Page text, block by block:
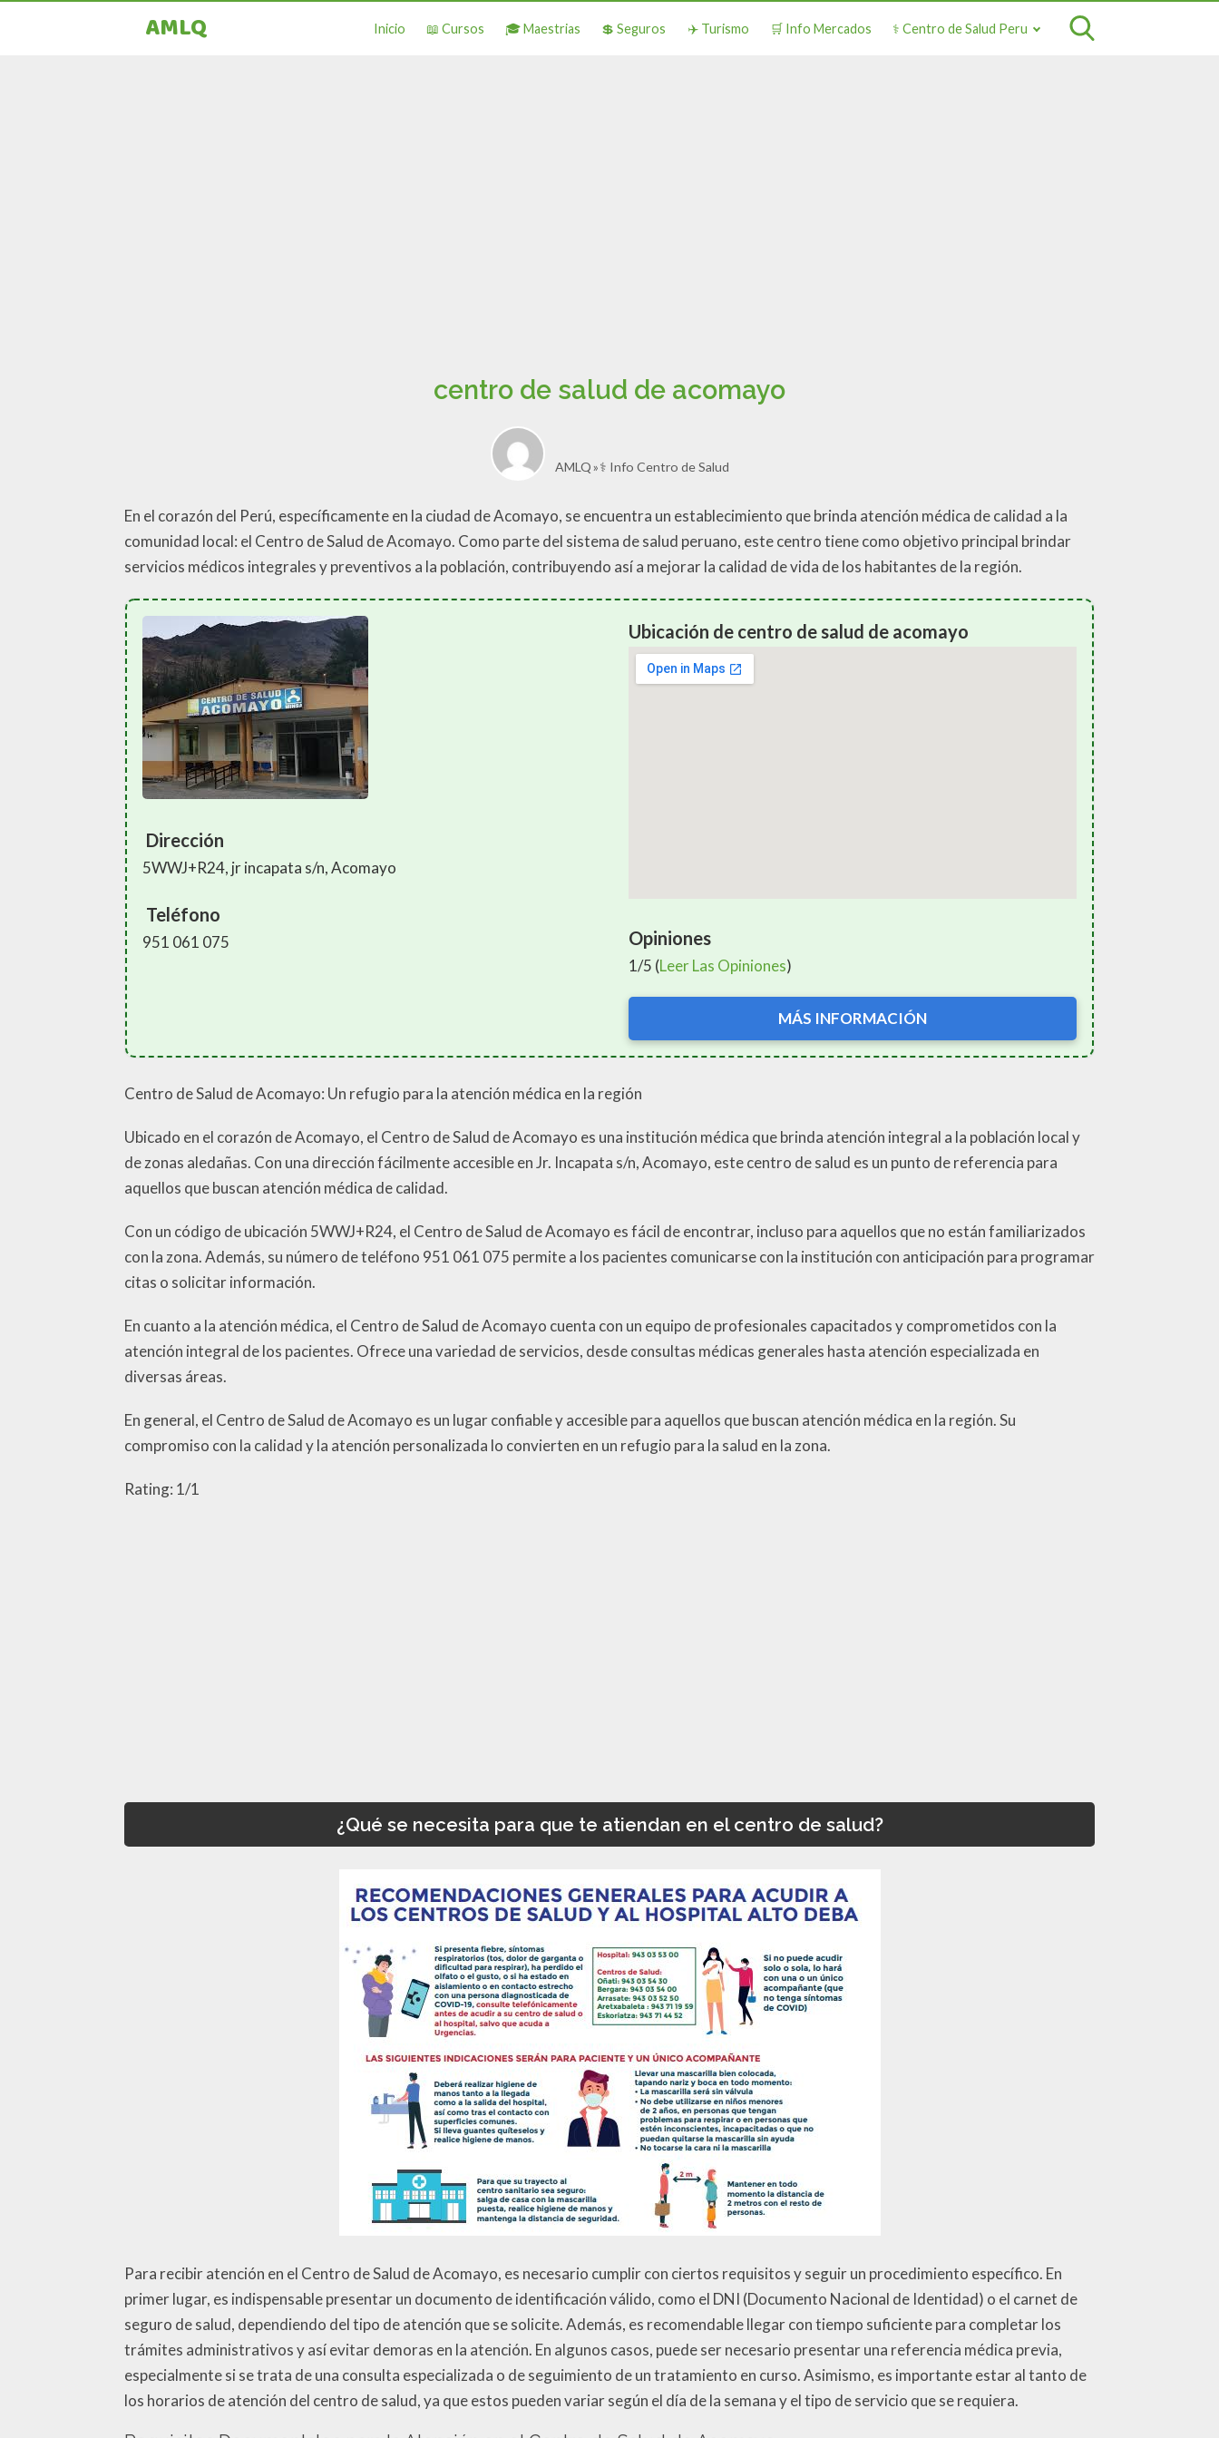
AMLQ Inicio 📖 Cursos 🎓 Maestrias 💲 Seguros ✈️ Turismo 🛒 Info Mercados ⚕️ Centro de Salud Peru
centro de salud de acomayo
AMLQ ⚕️ Info Centro de Salud
En el corazón del Perú, específicamente en la ciudad de Acomayo, se encuentra un establecimiento que brinda atención médica de calidad a la
comunidad local: el Centro de Salud de Acomayo. Como parte del sistema de salud peruano, este centro tiene como objetivo principal brindar
servicios médicos integrales y preventivos a la población, contribuyendo así a mejorar la calidad de vida de los habitantes de la región.
Dirección
5WWJ+R24, jr incapata s/n, Acomayo
Teléfono
951 061 075
Ubicación de centro de salud de acomayo
Opiniones
1/5 (Leer Las Opiniones)
MÁS INFORMACIÓN
Centro de Salud de Acomayo: Un refugio para la atención médica en la región
Ubicado en el corazón de Acomayo, el Centro de Salud de Acomayo es una institución médica que brinda atención integral a la población local y
de zonas aledañas. Con una dirección fácilmente accesible en Jr. Incapata s/n, Acomayo, este centro de salud es un punto de referencia para
aquellos que buscan atención médica de calidad.
Con un código de ubicación 5WWJ+R24, el Centro de Salud de Acomayo es fácil de encontrar, incluso para aquellos que no están familiarizados
con la zona. Además, su número de teléfono 951 061 075 permite a los pacientes comunicarse con la institución con anticipación para programar
citas o solicitar información.
En cuanto a la atención médica, el Centro de Salud de Acomayo cuenta con un equipo de profesionales capacitados y comprometidos con la
atención integral de los pacientes. Ofrece una variedad de servicios, desde consultas médicas generales hasta atención especializada en
diversas áreas.
En general, el Centro de Salud de Acomayo es un lugar confiable y accesible para aquellos que buscan atención médica en la región. Su
compromiso con la calidad y la atención personalizada lo convierten en un refugio para la salud en la zona.
Rating: 1/1
¿Qué se necesita para que te atiendan en el centro de salud?
Para recibir atención en el Centro de Salud de Acomayo, es necesario cumplir con ciertos requisitos y seguir un procedimiento específico. En
primer lugar, es indispensable presentar un documento de identificación válido, como el DNI (Documento Nacional de Identidad) o el carnet de
seguro de salud, dependiendo del tipo de atención que se solicite. Además, es recomendable llegar con tiempo suficiente para completar los
trámites administrativos y así evitar demoras en la atención. En algunos casos, puede ser necesario presentar una referencia médica previa,
especialmente si se trata de una consulta especializada o de seguimiento de un tratamiento en curso. Asimismo, es importante estar al tanto de
los horarios de atención del centro de salud, ya que estos pueden variar según el día de la semana y el tipo de servicio que se requiera.